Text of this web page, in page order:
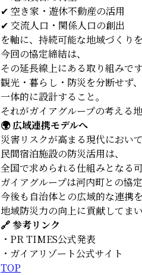
✔ 空き家・遊休不動産の活用
✔ 交流人口・関係人口の創出
を軸に、持続可能な地域づくり
今回の協定締結は、
その延長線上にある取り組みです
観光・暮らし・防災を分断せず、
一体的に設計すること。
それがガイアグループの考える地
🌍 広域連携モデルへ
災害リスクが高まる現代において
民間宿泊施設の防災活用は、
全国で求められる仕組みとなる
ガイアグループは河内町との協定
今後も自治体との広域的な連携を
地域防災力の向上に貢献してまい
🔗 参考リンク
・PR TIMES公式発表
・ガイアリゾート公式サイト
TOP